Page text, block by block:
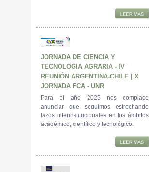
JORNADA DE CIENCIA Y
TECNOLOGÍA AGRARIA - IV
REUNIÓN ARGENTINA-CHILE | X
JORNADA FCA - UNR
Para el año 2025 nos complace
anunciar que seguimos estrechando
lazos interinstitucionales en los ámbitos
académico, científico y tecnológico.